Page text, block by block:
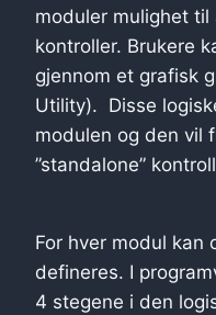
moduler mulighet til
kontroller. Brukere
gjennom et grafisk
Utility). Disse
modulen og den vil
”standalone”
For hver modul kan
defineres. I
4 stegene i den